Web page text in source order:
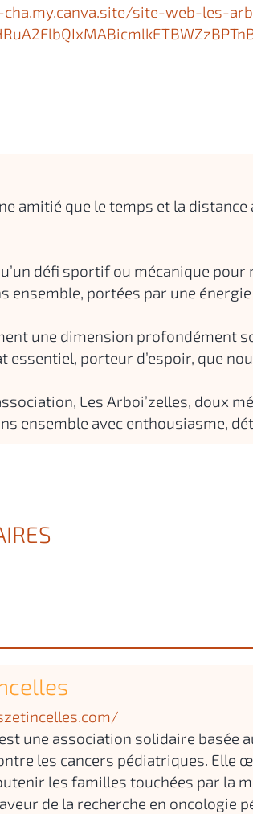
site-web-les-
amitié que le temps et la
défi sportif ou mécanique
ensemble, portées par une
une dimension profondément
essentiel, porteur d’espoir, que
Les Arboi’zelles, doux
ensemble avec enthousiasme,
une association solidaire basée
les cancers pédiatriques. Elle
les familles touchées par la
de la recherche en oncologie